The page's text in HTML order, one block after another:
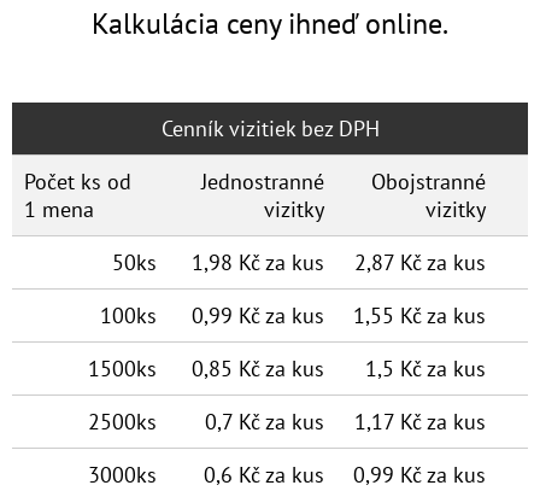
Kalkulácia ceny ihneď online.
Cenník vizitiek bez DPH
Počet ks od
1 mena
Jednostranné
vizitky
Obojstranné
vizitky
50ks
1,98 Kč za kus
2,87 Kč za kus
100ks
0,99 Kč za kus
1,55 Kč za kus
1500ks
0,85 Kč za kus
1,5 Kč za kus
2500ks
0,7 Kč za kus
1,17 Kč za kus
3000ks
0,6 Kč za kus
0,99 Kč za kus